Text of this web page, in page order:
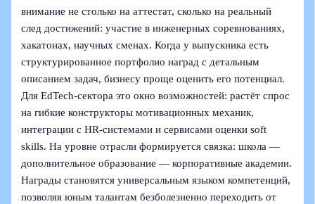
внимание не столько на аттестат, сколько на реальный
след достижений: участие в инженерных соревнованиях,
хакатонах, научных сменах. Когда у выпускника есть
структурированное портфолио наград с детальным
описанием задач, бизнесу проще оценить его потенциал.
Для EdTech‑сектора это окно возможностей: растёт спрос
на гибкие конструкторы мотивационных механик,
интеграции с HR‑системами и сервисами оценки soft
skills. На уровне отрасли формируется связка: школа —
дополнительное образование — корпоративные академии.
Награды становятся универсальным языком компетенций,
позволяя юным талантам безболезненно переходить от